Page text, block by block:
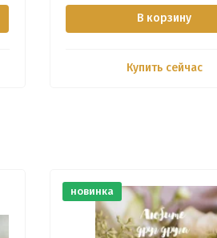
В корзину
Купить сейчас
новинка